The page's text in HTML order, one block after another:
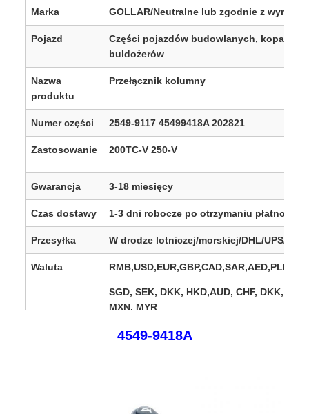
Marka GOLLAR/Neutralne lub zgodnie z
Pojazd
Części pojazdów budowlanych, koparek i
buldożerów
Nazwa
produktu
Przełącznik kolumny
Numer części 2549-9117 45499418A 202821
Zastosowanie 200TC-V 250-V
Gwarancja 3-18 miesięcy
Czas dostawy 1-3 dni robocze po otrzymaniu płatności
Przesyłka W drodze lotniczej/morskiej/DHL/UPS/
Waluta
SGD, SEK, DKK, HKD,AUD, CHF, DKK, IDR,
MXN, MYR
Europa, Stany Zjednoczone, Kanada,
4549-9418A